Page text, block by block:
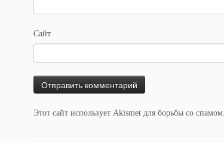
Сайт
Этот сайт использует Akismet для борьбы со спамом.